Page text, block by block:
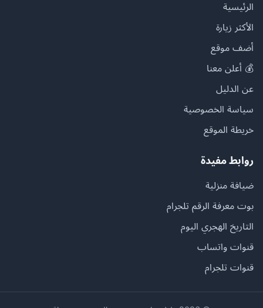
الرئيسية
الأكثر زيارة
أضف موقع
💰 أعلن معنا
عن الدليل
سياسة الخصوصية
خريطة الموقع
روابط مفيدة
ضيافة منزلية
بوت معرفة الرقم تلجرام
التاريخ الهجري اليوم
قنوات واتساب
قنوات تلجرام